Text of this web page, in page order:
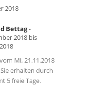
2018
Bettag-
2018 bis
Mi, 21.11.2018
erhalten durch
5 freie Tage.